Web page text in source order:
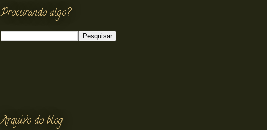
Procurando algo?
Arquivo do blog